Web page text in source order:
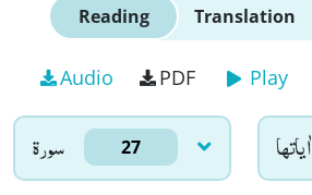
Reading Translation
Audio PDF Play
سورۃ 27 اٰياتها